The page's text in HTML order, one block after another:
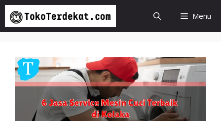
Langsung
isi
Menu